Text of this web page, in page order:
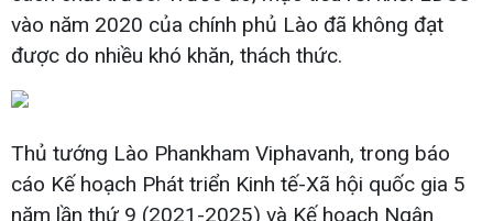
vào năm 2020 của chính phủ Lào đã không đạt
được do nhiều khó khăn, thách thức.
Thủ tướng Lào Phankham Viphavanh, trong báo
cáo Kế hoạch Phát triển Kinh tế-Xã hội quốc gia 5
năm lần thứ 9 (2021-2025) và Kế hoạch Ngân